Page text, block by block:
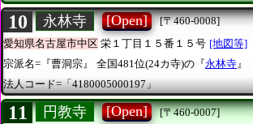
10 永林寺 [Open]
[〒460-0008]
愛知県名古屋市中区 栄１丁目１５番１５号 [地図等]
宗派名=『曹洞宗』
全国481位(24カ寺)の『永林寺 』
法人コード=「4180005000197」
11 円教寺 [Open]
[〒460-0007]